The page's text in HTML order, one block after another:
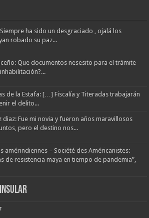
ha sido un desgraciado , ojalá los
robado su paz...
Que documentos nesesito para el trámite
de la Estafa: […] Fiscalía y Titeradas trabajarán
el delito...
diaz: Fue mi novia y fueron años maravillosos
pero el destino nos...
amérindiennes – Société des Américanistes:
de resistencia maya en tiempo de pandemia”,